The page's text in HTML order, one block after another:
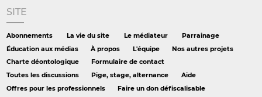
SITE
Abonnements La vie du site Le médiateur
Parrainage
Éducation aux médias
À propos L'équipe
Nos autres projets
Charte déontologique
Formulaire de contact
Toutes les discussions
Pige, stage, alternance
Aide
Offres pour les professionnels
Faire un don défiscalisable